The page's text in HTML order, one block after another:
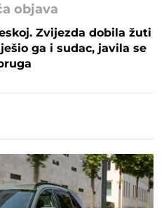
objava
Zvijezda dobila žuti
ga i sudac, javila se